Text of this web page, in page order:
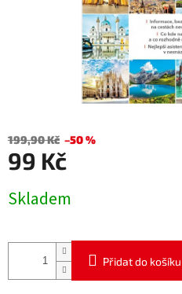
199,90 Kč –50 %
99 Kč
cena:
Skladem
Přidat do košíku